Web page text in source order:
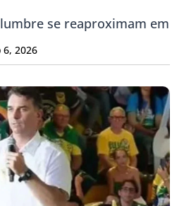
se reaproximam em
6, 2026